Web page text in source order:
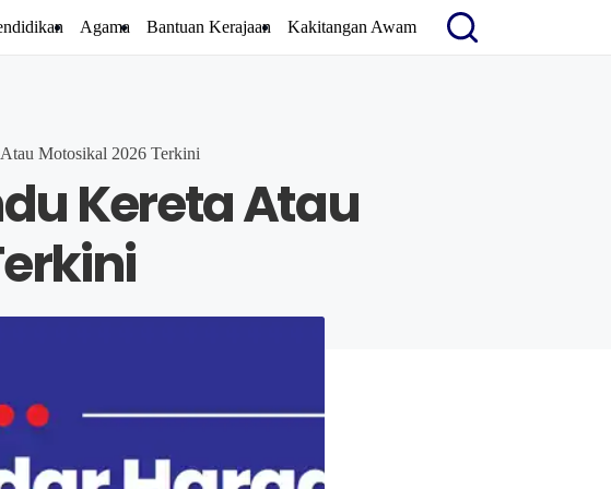
Agama Bantuan Kerajaan Kakitangan Awam
Motosikal 2026 Terkini
Kereta Atau